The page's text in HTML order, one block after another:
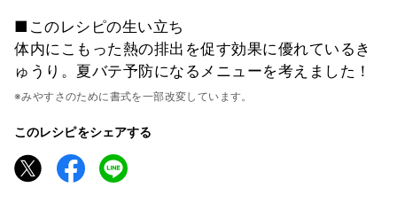
■このレシピの生い立ち
体内にこもった熱の排出を促す効果に優れているき
ゅうり。夏バテ予防になるメニューを考えました！
※みやすさのために書式を一部改変しています。
このレシピをシェアする